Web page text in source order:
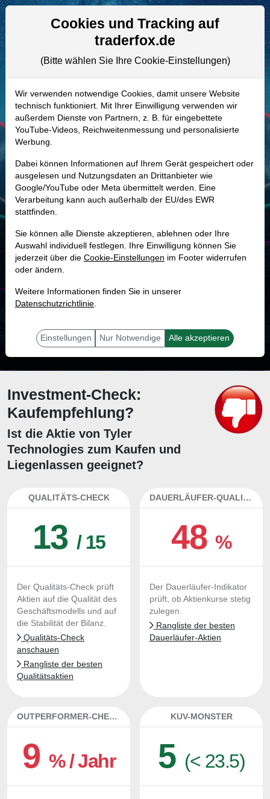
Aktien- und Artikelsuche
917099 | TYL–Tyler Technologies
Aktie
Realtime-Aktienkurs:
- - -
-
Marktkapitalisierung 12,58 Mrd. USD
Unternehmenswert
Umsatz 2,33 Mrd. USD
7.9 %
mit dieser Aktie erfolgreich sein.
Investment-Check:
Kaufempfehlung?
Ist die Aktie von Tyler
Technologies zum Kaufen und
Liegenlassen geeignet?
QUALITÄTS-CHECK
13 / 15
Der Qualitäts-Check prüft
Aktien auf die Qualität des
Geschäftsmodells und auf
die Stabilität der Bilanz.
Qualitäts-Check
anschauen
Rangliste der besten
Qualitätsaktien
DAUERLÄUFER-QUALITÄTEN
48%
Der Dauerläufer-Indikator
prüft, ob Aktienkurse stetig
zulegen.
Rangliste der besten
Dauerläufer-Aktien
OUTPERFORMER-CHECK
9 % / Jahr
KUV-MONSTER
5 (< 23.5)
Cookies und Tracking auf
traderfox.de
(Bitte wählen Sie Ihre Cookie-Einstellungen)
Wir verwenden notwendige Cookies, damit unsere Website
technisch funktioniert. Mit Ihrer Einwilligung verwenden wir
außerdem Dienste von Partnern, z. B. für eingebettete
YouTube-Videos, Reichweitenmessung und personalisierte
Werbung.
Dabei können Informationen auf Ihrem Gerät gespeichert oder
ausgelesen und Nutzungsdaten an Drittanbieter wie
Google/YouTube oder Meta übermittelt werden. Eine
Verarbeitung kann auch außerhalb der EU/des EWR
stattfinden.
Sie können alle Dienste akzeptieren, ablehnen oder Ihre
Auswahl individuell festlegen. Ihre Einwilligung können Sie
jederzeit über die Cookie-Einstellungen im Footer widerrufen
oder ändern.
Weitere Informationen finden Sie in unserer
Datenschutzrichtlinie.
Einstellungen Nur Notwendige Alle akzeptieren